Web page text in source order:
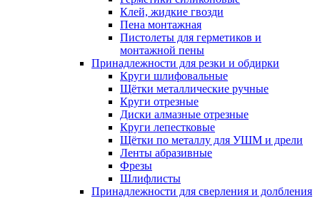
Клей, жидкие гвозди
Пена монтажная
Пистолеты для герметиков и
монтажной пены
Принадлежности для резки и обдирки
Круги шлифовальные
Щётки металлические ручные
Круги отрезные
Диски алмазные отрезные
Круги лепестковые
Щётки по металлу для УШМ и дрели
Ленты абразивные
Фрезы
Шлифлисты
Принадлежности для сверления и долбления